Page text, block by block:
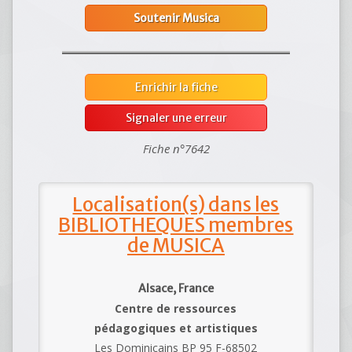
Soutenir Musica
Enrichir la fiche
Signaler une erreur
Fiche n°7642
Localisation(s) dans les
BIBLIOTHEQUES membres
de MUSICA
Alsace, France
Centre de ressources
pédagogiques et artistiques
Les Dominicains BP 95 F-68502